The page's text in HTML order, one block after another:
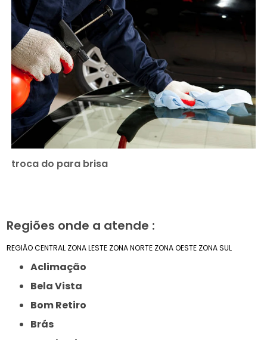
troca do para brisa
Regiões onde a atende :
REGIÃO CENTRAL ZONA LESTE ZONA NORTE ZONA OESTE ZONA SUL
Aclimação
Bela Vista
Bom Retiro
Brás